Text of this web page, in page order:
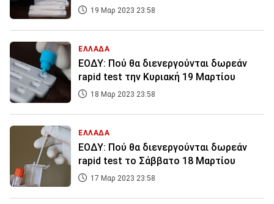
19 Μαρ 2023 23:58
ΕΛΛΑΔΑ
ΕΟΔΥ: Πού θα διενεργούνται δωρεάν
rapid test την Κυριακή 19 Μαρτίου
18 Μαρ 2023 23:58
ΕΛΛΑΔΑ
ΕΟΔΥ: Πού θα διενεργούνται δωρεάν
rapid test το Σάββατο 18 Μαρτίου
17 Μαρ 2023 23:58